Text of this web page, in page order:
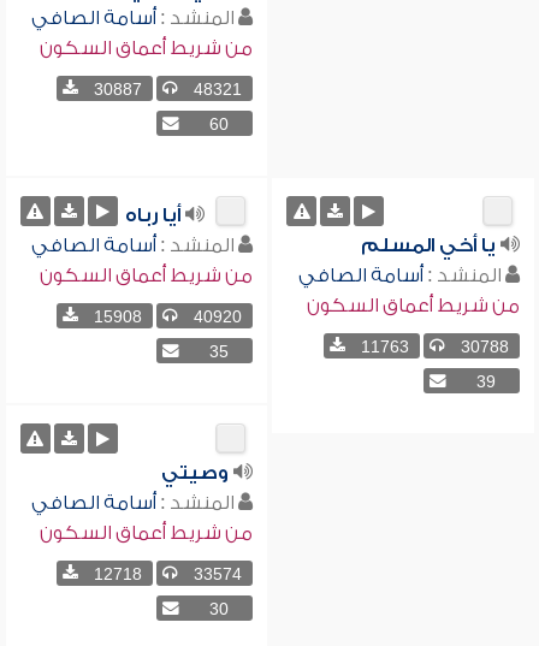
المنشد :أسامة الصافي
من شريط أعماق السكون
48321
30887
60
يا أخي المسلم
المنشد :أسامة الصافي
من شريط أعماق السكون
30788
11763
39
أيا رباه
المنشد :أسامة الصافي
من شريط أعماق السكون
40920
15908
35
وصيتي
المنشد :أسامة الصافي
من شريط أعماق السكون
33574
12718
30